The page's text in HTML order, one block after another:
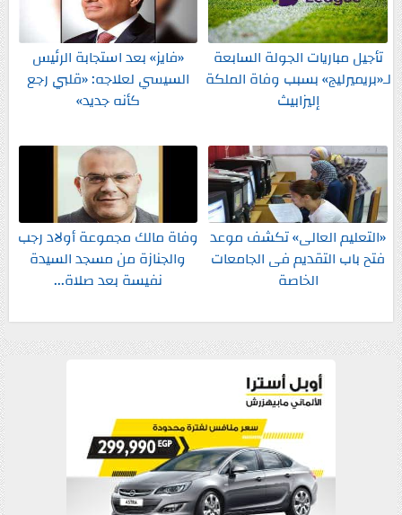
تأجيل مباريات الجولة السابعة
لـ«بريميرليج» بسبب وفاة الملكة
إليزابيث
«فايز» بعد استجابة الرئيس
السيسي لعلاجه: «قلبي رجع
كأنه جديد»
«التعليم العالى» تكشف موعد
فتح باب التقديم فى الجامعات
الخاصة
وفاة مالك مجموعة أولاد رجب
والجنازة من مسجد السيدة
نفيسة بعد صلاة...